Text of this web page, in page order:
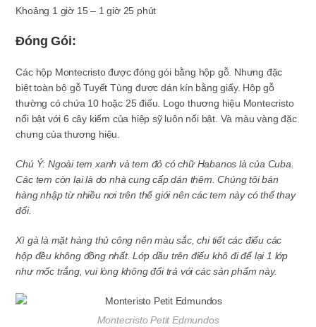
Khoảng 1 giờ 15 – 1 giờ 25 phút
Đóng Gói:
Các hộp Montecristo được đóng gói bằng hộp gỗ. Nhưng đặc
biệt toàn bộ gỗ Tuyết Tùng được dán kín bằng giấy. Hộp gỗ
thường có chứa 10 hoặc 25 điếu. Logo thương hiệu Montecristo
nổi bật với 6 cây kiếm của hiệp sỹ luôn nổi bật. Và màu vàng đặc
chưng của thương hiệu.
Chú Ý: Ngoài tem xanh và tem đỏ có chữ Habanos là của Cuba.
Các tem còn lại là do nhà cung cấp dán thêm. Chúng tôi bán
hàng nhập từ nhiều nơi trên thế giới nên các tem này có thể thay
đổi.
Xì gà là mặt hàng thủ công nên màu sắc, chi tiết các điếu các
hộp đều không đồng nhất. Lớp dầu trên điếu khô đi để lại 1 lớp
như mốc trắng, vui lòng không đổi trả với các sản phẩm này.
Montecristo Petit Edmundos